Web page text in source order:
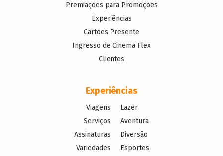
Premiações para Promoções
Experiências
Cartões Presente
Ingresso de Cinema Flex
Clientes
Experiências
Viagens
Serviços
Assinaturas
Variedades
Lazer
Aventura
Diversão
Esportes